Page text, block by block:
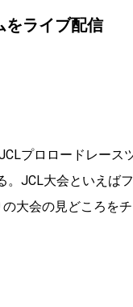
をライブ配信
プロロードレース
。JCL大会といえばフ
大会の見どころをチ